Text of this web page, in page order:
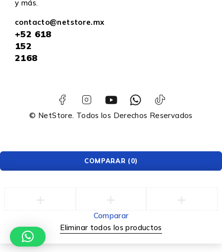
y más.
contacto@netstore.mx
+52 618
152
2168
© NetStore. Todos los Derechos Reservados
COMPARAR (0)
Comparar
Eliminar todos los productos